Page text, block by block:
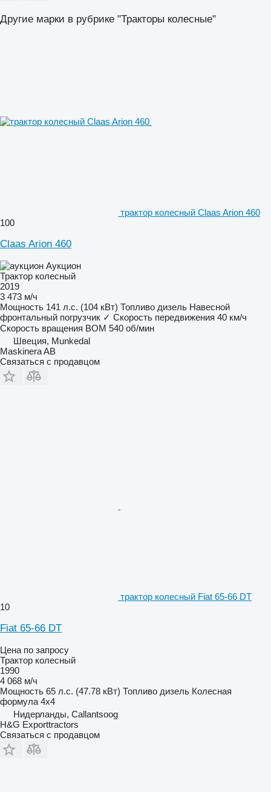
Другие марки в рубрике "Тракторы колесные"
трактор колесный Claas Arion 460
100
Claas Arion 460
Аукцион
Трактор колесный
2019
3 473 м/ч
Мощность 141 л.с. (104 кВт) Топливо дизель Навесной
фронтальный погрузчик ✓ Скорость передвижения 40 км/ч
Скорость вращения ВОМ 540 об/мин
Швеция, Munkedal
Maskinera AB
Связаться с продавцом
трактор колесный Fiat 65-66 DT
10
Fiat 65-66 DT
Цена по запросу
Трактор колесный
1990
4 068 м/ч
Мощность 65 л.с. (47.78 кВт) Топливо дизель Колесная
формула 4x4
Нидерланды, Callantsoog
H&G Exporttractors
Связаться с продавцом